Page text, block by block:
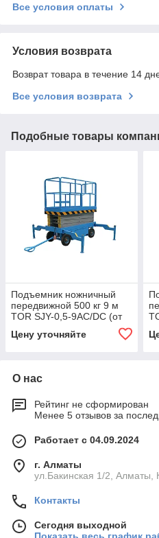
Все условия оплаты
Условия возврата
Возврат товара в течение 14
Все условия возврата
Подобные товары
Подъемник ножничный
передвижной 500 кг 9 м
TOR SJY-0,5-9AC/DC (от
Цену уточняйте
О нас
Рейтинг не сформирован
Менее 5 отзывов за
Работает с 04.09.2024
г. Алматы
ул.Бакинская 1/2, Алматы,
Контакты
Сегодня выходной